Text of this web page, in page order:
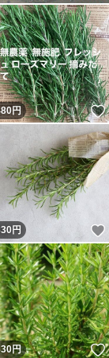
いね！
円
いね！
円
ね！
円